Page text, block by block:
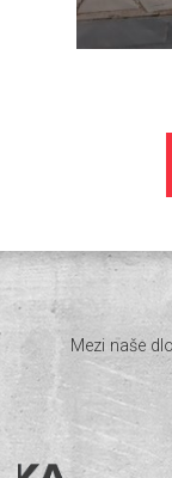
Mezi naše